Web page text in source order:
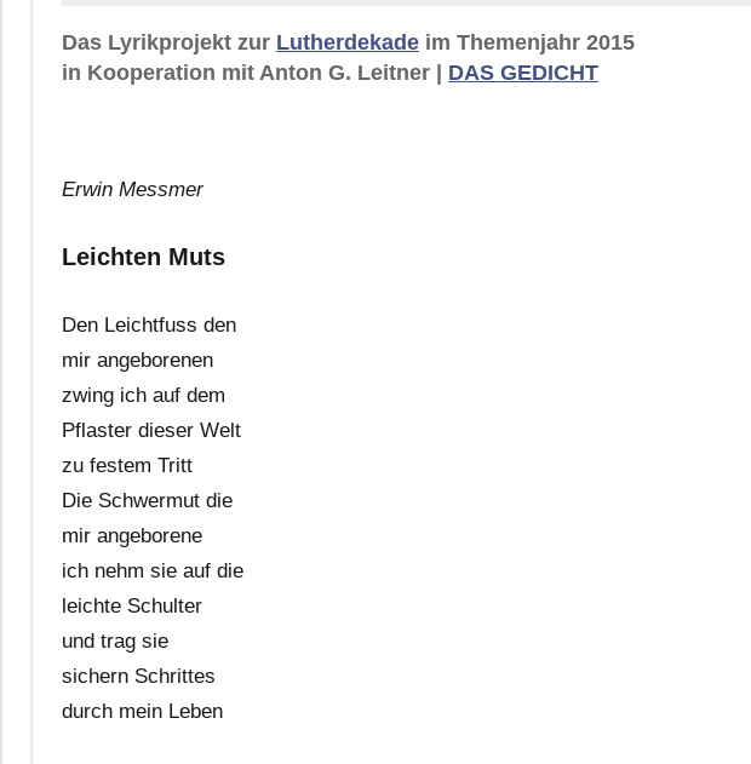
Das Lyrikprojekt zur Lutherdekade im Themenjahr 2015
in Kooperation mit Anton G. Leitner | DAS GEDICHT
Erwin Messmer
Leichten Muts
Den Leichtfuss den
mir angeborenen
zwing ich auf dem
Pflaster dieser Welt
zu festem Tritt
Die Schwermut die
mir angeborene
ich nehm sie auf die
leichte Schulter
und trag sie
sichern Schrittes
durch mein Leben